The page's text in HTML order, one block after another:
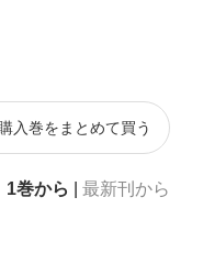
入巻をまとめて買う
1巻から 最新刊から